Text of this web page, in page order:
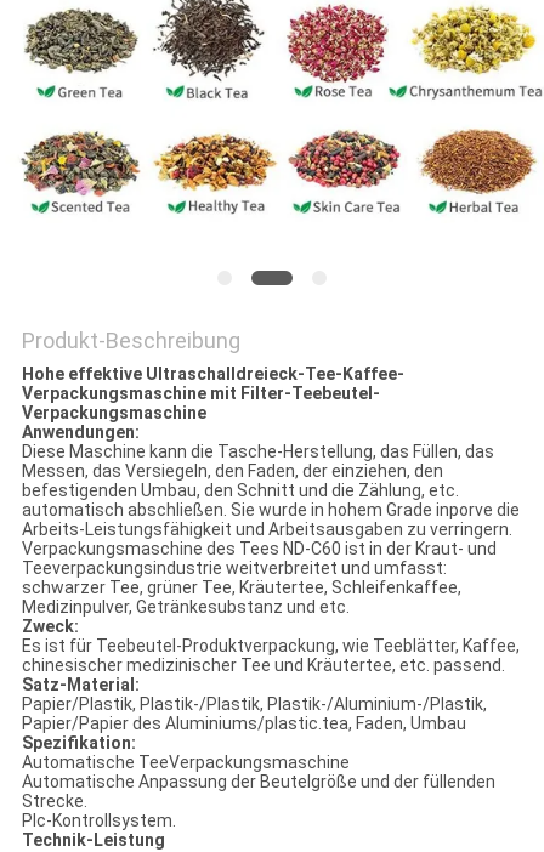
Produkt-Beschreibung
Hohe effektive Ultraschalldreieck-Tee-Kaffee-
Verpackungsmaschine mit Filter-Teebeutel-
Verpackungsmaschine
Anwendungen:
Diese Maschine kann die Tasche-Herstellung, das Füllen, das
Messen, das Versiegeln, den Faden, der einziehen, den
befestigenden Umbau, den Schnitt und die Zählung, etc.
automatisch abschließen. Sie wurde in hohem Grade inporve die
Arbeits-Leistungsfähigkeit und Arbeitsausgaben zu verringern.
Verpackungsmaschine des Tees ND-C60 ist in der Kraut- und
Teeverpackungsindustrie weitverbreitet und umfasst:
schwarzer Tee, grüner Tee, Kräutertee, Schleifenkaffee,
Medizinpulver, Getränkesubstanz und etc.
Zweck:
Es ist für Teebeutel-Produktverpackung, wie Teeblätter, Kaffee,
chinesischer medizinischer Tee und Kräutertee, etc. passend.
Satz-Material:
Papier/Plastik, Plastik-/Plastik, Plastik-/Aluminium-/Plastik,
Papier/Papier des Aluminiums/plastic.tea, Faden, Umbau
Spezifikation:
Automatische TeeVerpackungsmaschine
Automatische Anpassung der Beutelgröße und der füllenden
Strecke.
Plc-Kontrollsystem.
Technik-Leistung